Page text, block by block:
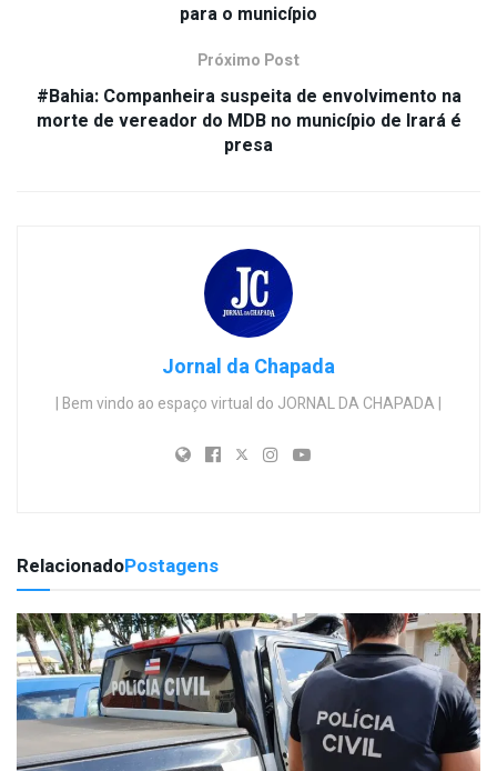
para o município
Próximo Post
#Bahia: Companheira suspeita de envolvimento na
morte de vereador do MDB no município de Irará é
presa
Jornal da Chapada
| Bem vindo ao espaço virtual do JORNAL DA CHAPADA |
RelacionadoPostagens